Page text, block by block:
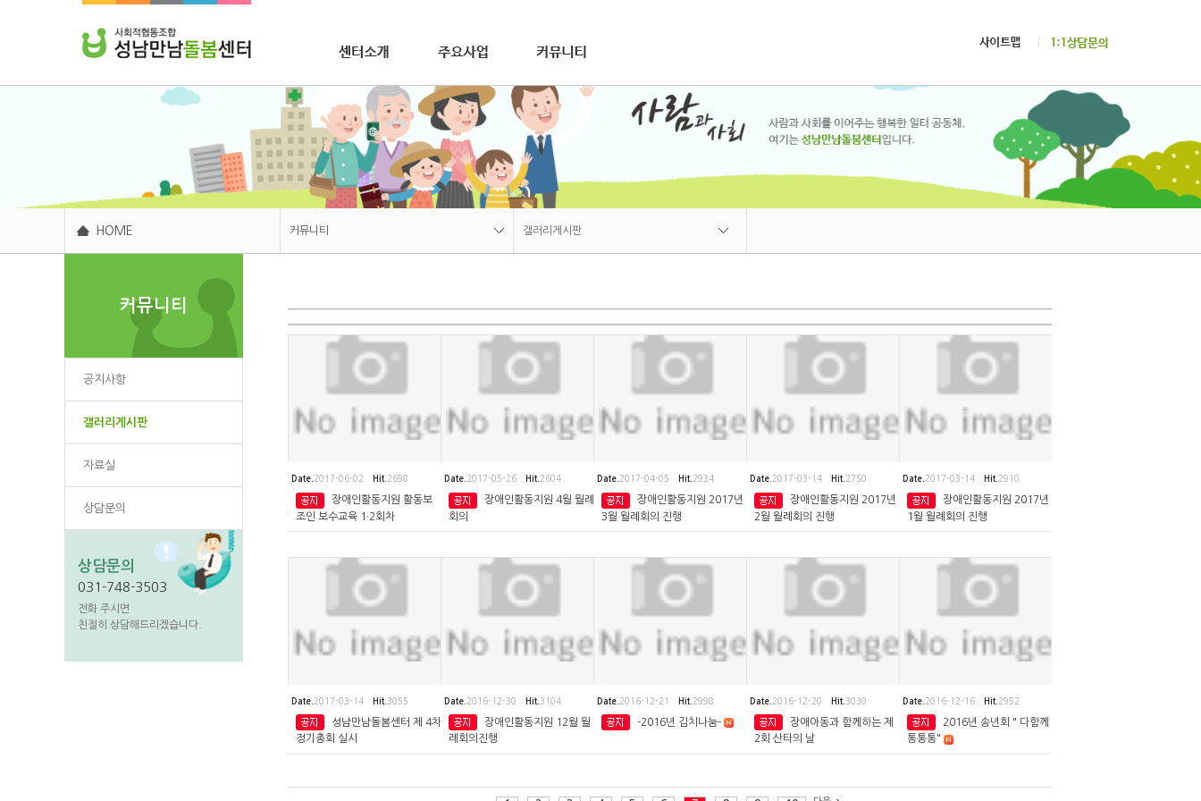
조합소개 연혁 비전 조직 오시는길
재가장기요양사업 장애인활동지원사업 가사간병방문지원사업
공지사항 갤러리게시판 자료실
HOME 커뮤니티
후원봉사
갤러리게시판
자료실
커뮤니티
공지사항
갤러리게시판
자료실
상담문의
상담문의
031-748-3503
전화 주시면
친절히 상담해드리겠습니다.
Date. 2017-06-02 Hit. 2698
장애인활동지원 활동보
조인 보수교육 1·2회차
Date. 2017-05-26 Hit. 2604
장애인활동지원 4월 월례
회의
Date. 2017-04-05 Hit. 2934
장애인활동지원 2017년
3월 월례회의 진행
Date. 2017-03-14 Hit. 2750
장애인활동지원 2017년
2월 월례회의 진행
Date. 2017-03-14 Hit. 2910
장애인활동지원 2017년
1월 월례회의 진행
Date. 2017-03-14 Hit. 3055
성남만남돌봄센터 제 4차
정기총회 실시
Date. 2016-12-30 Hit. 3104
장애인활동지원 12월 월
례회의진행
Date. 2016-12-21 Hit. 2998
-2016년 김치나눔-
Date. 2016-12-20 Hit. 3030
장애아동과 함께하는 제
2회 산타의 날
Date. 2016-12-16 Hit. 2952
2016년 송년회 " 다함께
통통통"